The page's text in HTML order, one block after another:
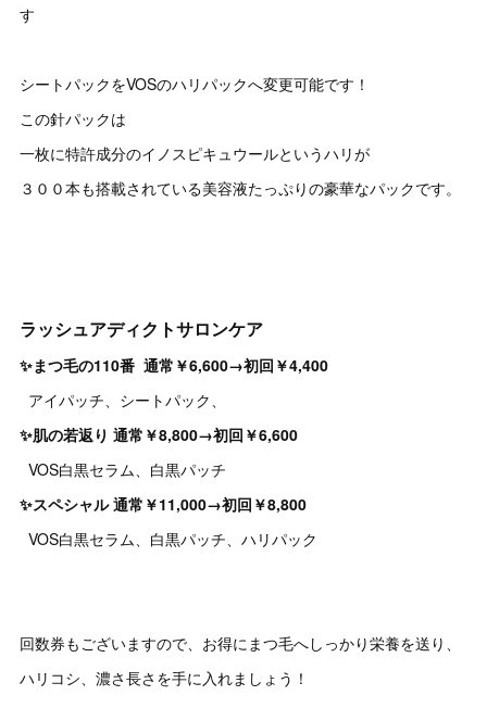
す
シートパックをVOSのハリパックへ変更可能です！
この針パックは
一枚に特許成分のイノスピキュウールというハリが
３００本も搭載されている美容液たっぷりの豪華なパックです。
ラッシュアディクトサロンケア
✨まつ毛の110番 通常￥6,600→初回￥4,400
アイパッチ、シートパック、
✨肌の若返り 通常￥8,800→初回￥6,600
VOS白黒セラム、白黒パッチ
✨スペシャル 通常￥11,000→初回￥8,800
VOS白黒セラム、白黒パッチ、ハリパック
回数券もございますので、お得にまつ毛へしっかり栄養を送り、
ハリコシ、濃さ長さを手に入れましょう！